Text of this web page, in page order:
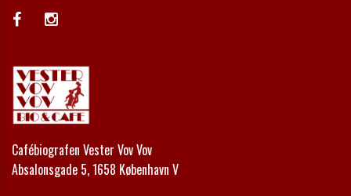
Cafébiografen Vester Vov Vov
Absalonsgade 5, 1658 København V